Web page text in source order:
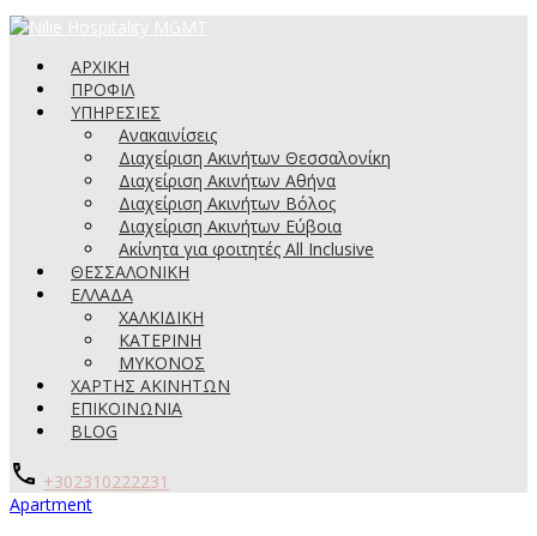
ΑΡΧΙΚΗ
ΠΡΟΦΙΛ
ΥΠΗΡΕΣΙΕΣ
Ανακαινίσεις
Διαχείριση Ακινήτων Θεσσαλονίκη
Διαχείριση Ακινήτων Αθήνα
Διαχείριση Ακινήτων Βόλος
Διαχείριση Ακινήτων Εύβοια
Ακίνητα για φοιτητές All Inclusive
ΘΕΣΣΑΛΟΝΙΚΗ
ΕΛΛΑΔΑ
ΧΑΛΚΙΔΙΚΗ
ΚΑΤΕΡΙΝΗ
ΜΥΚΟΝΟΣ
ΧΑΡΤΗΣ ΑΚΙΝΗΤΩΝ
ΕΠΙΚΟΙΝΩΝΙΑ
BLOG
+302310222231
Apartment